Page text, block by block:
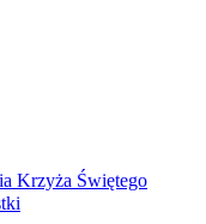
Krzyża Świętego